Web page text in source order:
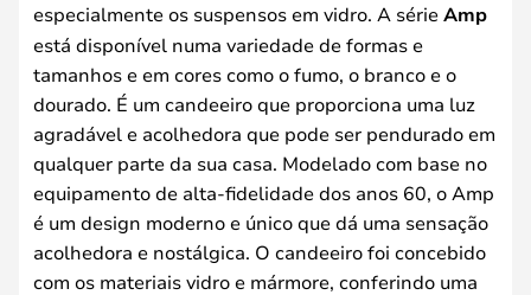
especialmente os suspensos em vidro. A sérieAmp
está disponível numa variedade de formas e
tamanhos e em cores como o fumo, o branco e o
dourado. É um candeeiro que proporciona uma luz
agradável e acolhedora que pode ser pendurado em
qualquer parte da sua casa. Modelado com base no
equipamento de alta-fidelidade dos anos 60, o Amp
é um design moderno e único que dá uma sensação
acolhedora e nostálgica. O candeeiro foi concebido
com os materiais vidro e mármore, conferindo uma